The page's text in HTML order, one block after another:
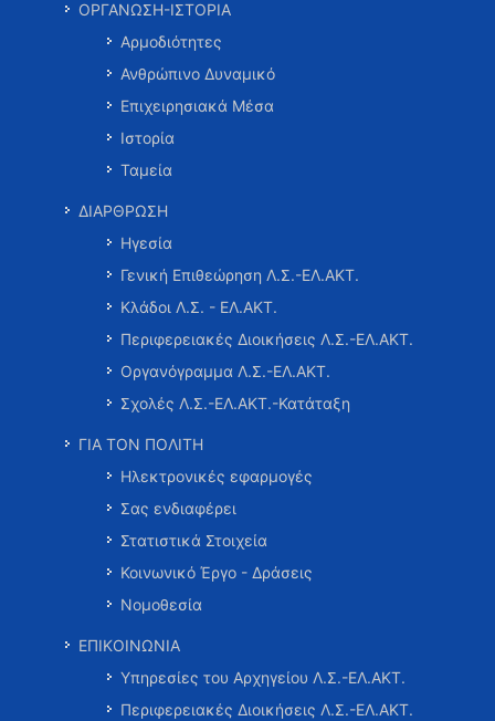
ΟΡΓΑΝΩΣΗ-ΙΣΤΟΡΙΑ
Αρμοδιότητες
Ανθρώπινο Δυναμικό
Επιχειρησιακά Μέσα
Ιστορία
Ταμεία
ΔΙΑΡΘΡΩΣΗ
Ηγεσία
Γενική Επιθεώρηση Λ.Σ.-ΕΛ.ΑΚΤ.
Κλάδοι Λ.Σ. - ΕΛ.ΑΚΤ.
Περιφερειακές Διοικήσεις Λ.Σ.-ΕΛ.ΑΚΤ.
Οργανόγραμμα Λ.Σ.-ΕΛ.ΑΚΤ.
Σχολές Λ.Σ.-ΕΛ.ΑΚΤ.-Κατάταξη
ΓΙΑ ΤΟΝ ΠΟΛΙΤΗ
Ηλεκτρονικές εφαρμογές
Σας ενδιαφέρει
Στατιστικά Στοιχεία
Κοινωνικό Έργο - Δράσεις
Νομοθεσία
ΕΠΙΚΟΙΝΩΝΙΑ
Υπηρεσίες του Αρχηγείου Λ.Σ.-ΕΛ.ΑΚΤ.
Περιφερειακές Διοικήσεις Λ.Σ.-ΕΛ.ΑΚΤ.